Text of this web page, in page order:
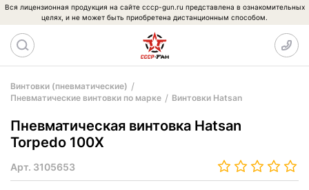
Вся лицензионная продукция на сайте cccp-gun.ru представлена в ознакомительных
целях, и не может быть приобретена дистанционным способом.
Винтовки (пневматические)
Пневматические винтовки по марке
Винтовки Hatsan
Пневматическая винтовка Hatsan
Torpedo 100X
Арт. 3105653